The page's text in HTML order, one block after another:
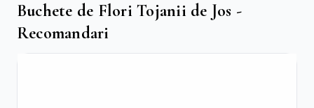
Buchete de Flori Tojanii de Jos -
Recomandari